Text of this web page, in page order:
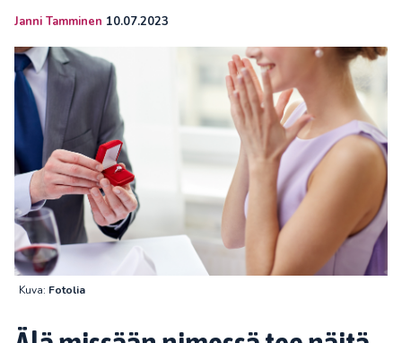
Janni Tamminen 10.07.2023
Kuva: Fotolia